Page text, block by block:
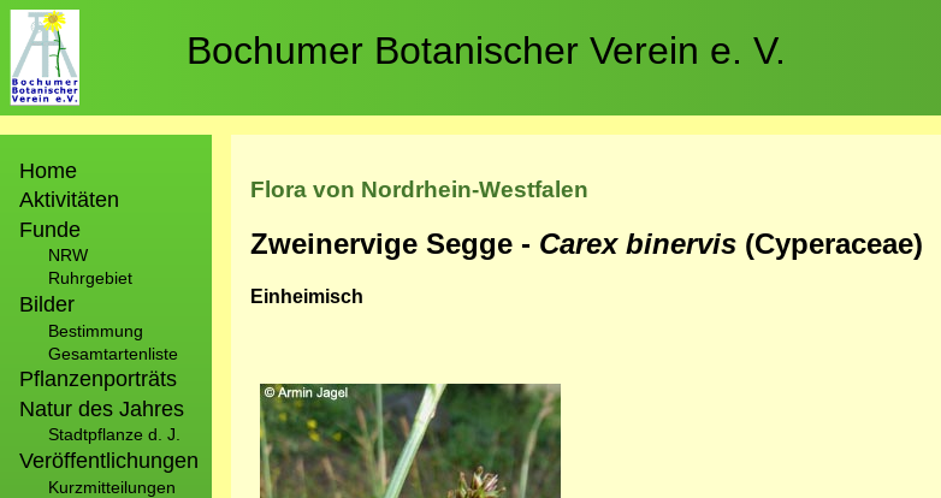
Direkt
zum
Inhalt
Bochumer Botanischer Verein e. V.
Home
Aktivitäten
Funde
NRW
Ruhrgebiet
Bilder
Bestimmung
Gesamtartenliste
Pflanzenporträts
Natur des Jahres
Stadtpflanze d. J.
Veröffentlichungen
Kurzmitteilungen
Flora von Nordrhein-Westfalen
Zweinervige Segge - Carex binervis (Cyperaceae)
Einheimisch
Bild